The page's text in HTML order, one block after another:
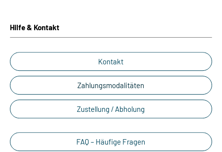
Hilfe & Kontakt
Kontakt
Zahlungsmodalitäten
Zustellung / Abholung
FAQ – Häufige Fragen